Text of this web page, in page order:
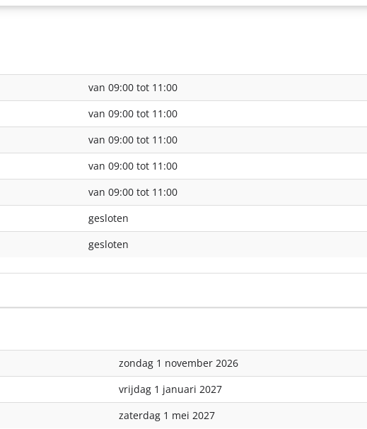
van 09:00 tot 11:00
van 09:00 tot 11:00
van 09:00 tot 11:00
van 09:00 tot 11:00
van 09:00 tot 11:00
gesloten
gesloten
zondag 1 november 2026
vrijdag 1 januari 2027
zaterdag 1 mei 2027